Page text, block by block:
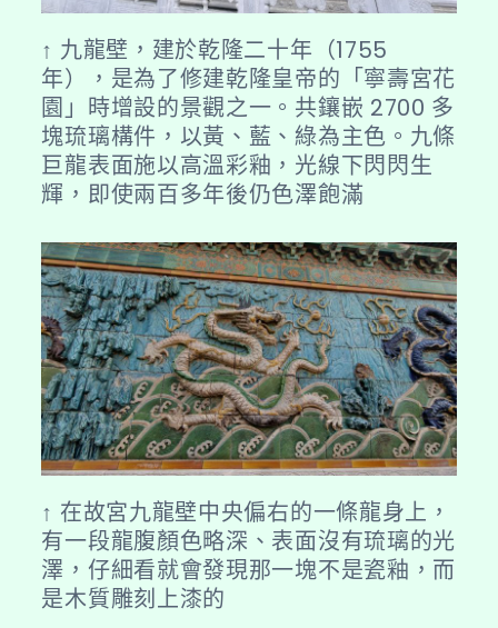
↑ 九龍壁，建於乾隆二十年（1755
年），是為了修建乾隆皇帝的「寧壽宮花
園」時增設的景觀之一。共鑲嵌 2700 多
塊琉璃構件，以黃、藍、綠為主色。九條
巨龍表面施以高溫彩釉，光線下閃閃生
輝，即使兩百多年後仍色澤飽滿
↑ 在故宮九龍壁中央偏右的一條龍身上，
有一段龍腹顏色略深、表面沒有琉璃的光
澤，仔細看就會發現那一塊不是瓷釉，而
是木質雕刻上漆的